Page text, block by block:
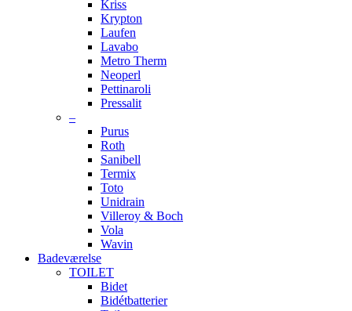
Kriss
Krypton
Laufen
Lavabo
Metro Therm
Neoperl
Pettinaroli
Pressalit
–
Purus
Roth
Sanibell
Termix
Toto
Unidrain
Villeroy & Boch
Vola
Wavin
Badeværelse
TOILET
Bidet
Bidétbatterier